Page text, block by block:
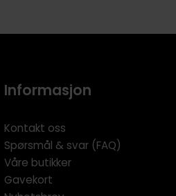
Informasjon
Kontakt oss
Spørsmål & svar (FAQ)
Våre butikker
Gavekort